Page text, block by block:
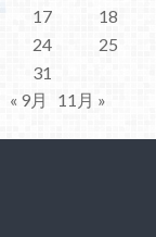
17
18
24
25
31
« 9月
11月 »